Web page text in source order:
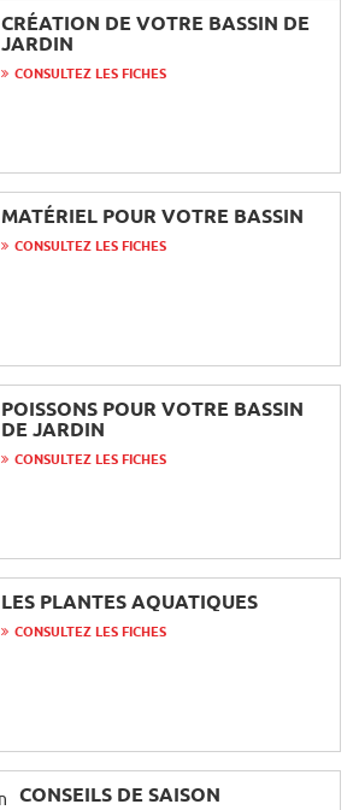
CRÉATION DE VOTRE BASSIN DE
JARDIN
CONSULTEZ LES FICHES
MATÉRIEL POUR VOTRE BASSIN
CONSULTEZ LES FICHES
POISSONS POUR VOTRE BASSIN
DE JARDIN
CONSULTEZ LES FICHES
LES PLANTES AQUATIQUES
CONSULTEZ LES FICHES
CONSEILS DE SAISON